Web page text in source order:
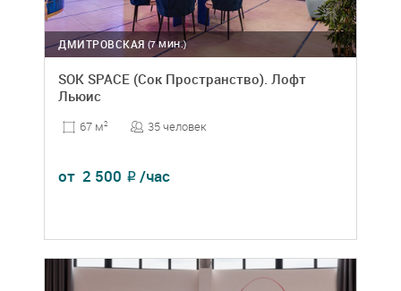
(7 МИН.)
ДМИТРОВСКАЯ
SOK SPACE (Сок Пространство). Лофт
Льюис
67 м2 35 человек
от 2 500 ₽ /час